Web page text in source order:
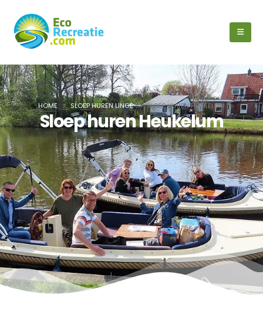
HOME SLOEP HUREN LINGE SLOEP HUREN HEUKELUM
Sloep huren Heukelum